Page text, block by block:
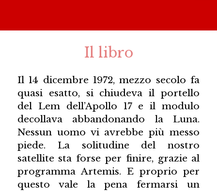
Il libro
Il 14 dicembre 1972, mezzo secolo fa
quasi esatto, si chiudeva il portello
del Lem dell’Apollo 17 e il modulo
decollava abbandonando la Luna.
Nessun uomo vi avrebbe più messo
piede. La solitudine del nostro
satellite sta forse per finire, grazie al
programma Artemis. E proprio per
questo vale la pena fermarsi un